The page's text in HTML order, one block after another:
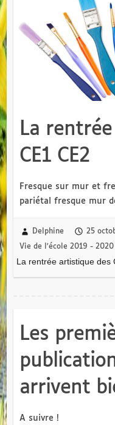
La
CE1 CE2
Fresque sur mur et
pariétal fresque mur
Delphine 25
Vie de l'école 2019 - 2020
La rentrée artistique des
Les
arrivent
A suivre !